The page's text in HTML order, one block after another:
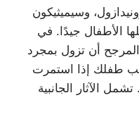
وسيميثيكون
الأطفال جيدًا. في
المرجح أن تزول بمجرد
طفلك إذا استمرت
الآثار الجانبية